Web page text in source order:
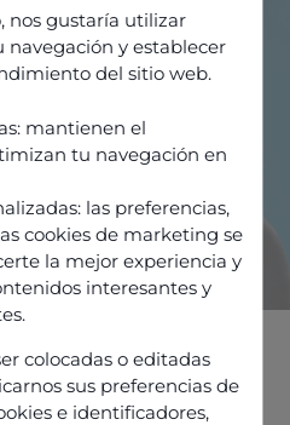
nos gustaría utilizar
navegación y establecer
del sitio web.
mantienen el
tu navegación en
las preferencias,
cookies de marketing se
la mejor experiencia y
interesantes y
colocadas o editadas
sus preferencias de
e identificadores,